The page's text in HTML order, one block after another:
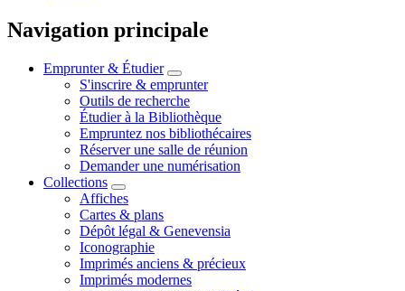
Navigation principale
Emprunter & Étudier
S'inscrire & emprunter
Outils de recherche
Étudier à la Bibliothèque
Empruntez nos bibliothécaires
Réserver une salle de réunion
Demander une numérisation
Collections
Affiches
Cartes & plans
Dépôt légal & Genevensia
Iconographie
Imprimés anciens & précieux
Imprimés modernes